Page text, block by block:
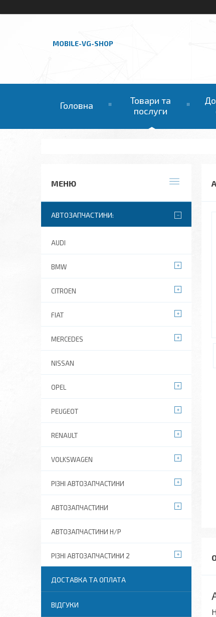
MOBILE-VG-SHOP
Головна
Товари та
послуги
АВТОЗАПЧАСТИНИ:
AUDI
BMW
CITROEN
FIAT
MERCEDES
NISSAN
OPEL
PEUGEOT
RENAULT
VOLKSWAGEN
РІЗНІ АВТОЗАПЧАСТИНИ
АВТОЗАПЧАСТИНИ
АВТОЗАПЧАСТИНИ Н/Р
РІЗНІ АВТОЗАПЧАСТИНИ 2
ДОСТАВКА ТА ОПЛАТА
ВІДГУКИ